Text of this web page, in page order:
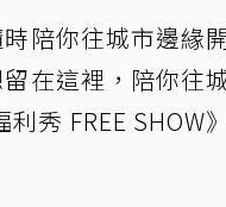
陪你往城市邊緣
在這裡，陪你往
秀 FREE SHOW